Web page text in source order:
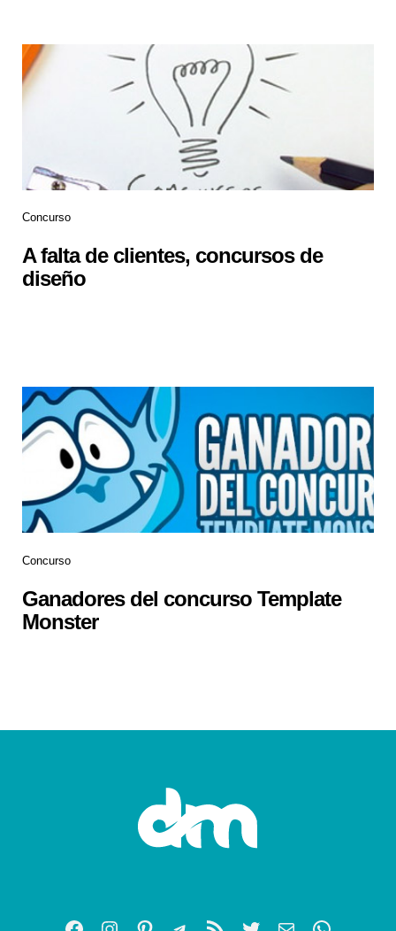
Concurso
A falta de clientes, concursos de
diseño
Concurso
Ganadores del concurso Template
Monster